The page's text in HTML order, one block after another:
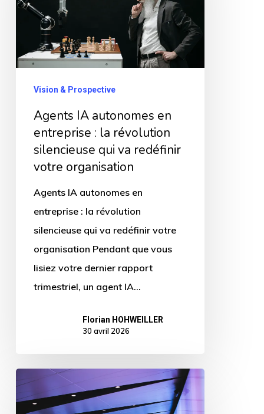
en
entreprise
la
organisation
Vision & Prospective
Agents IA autonomes en
entreprise : la révolution
silencieuse qui va redéfinir
votre organisation
Agents IA autonomes en
entreprise : la révolution
silencieuse qui va redéfinir votre
organisation Pendant que vous
lisiez votre dernier rapport
trimestriel, un agent IA…
Florian HOHWEILLER
30 avril 2026
: